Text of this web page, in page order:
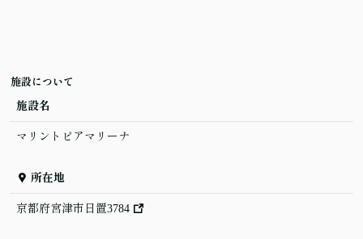
施設について
施設名
マリントピアマリーナ
所在地
京都府宮津市日置3784